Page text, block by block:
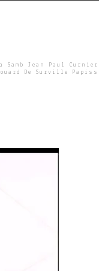
Samb Jean Paul Curnier
De Surville Papiss